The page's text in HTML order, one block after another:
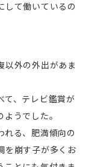
して働いているの
外の外出があま
て、テレビ鑑賞が
うでした。
れる、肥満傾向の
を崩す子が多くお